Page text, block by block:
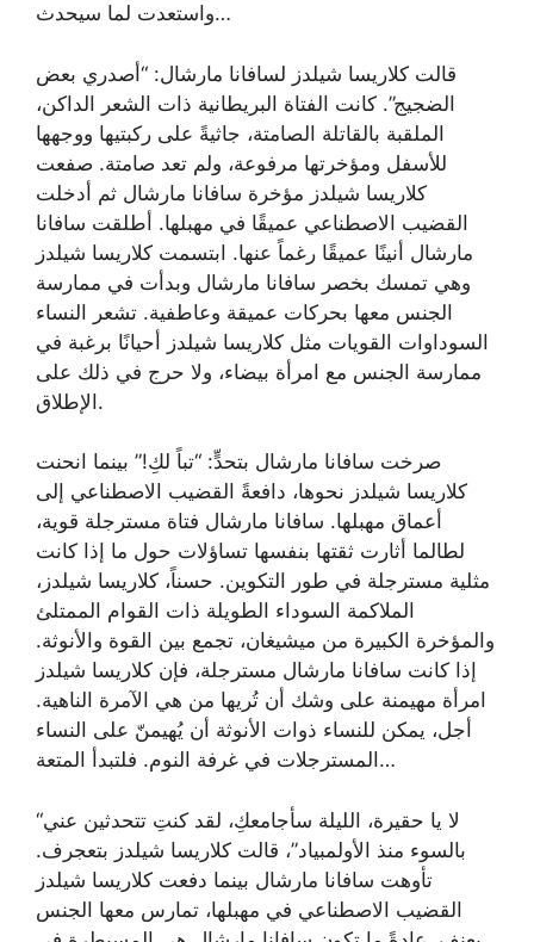
واستعدت لما سيحدث…
قالت كلاريسا شيلدز لسافانا مارشال: “أصدري بعض
الضجيج”. كانت الفتاة البريطانية ذات الشعر الداكن،
الملقبة بالقاتلة الصامتة، جاثيةً على ركبتيها ووجهها
للأسفل ومؤخرتها مرفوعة، ولم تعد صامتة. صفعت
كلاريسا شيلدز مؤخرة سافانا مارشال ثم أدخلت
القضيب الاصطناعي عميقًا في مهبلها. أطلقت سافانا
مارشال أنينًا عميقًا رغماً عنها. ابتسمت كلاريسا شيلدز
وهي تمسك بخصر سافانا مارشال وبدأت في ممارسة
الجنس معها بحركات عميقة وعاطفية. تشعر النساء
السوداوات القويات مثل كلاريسا شيلدز أحيانًا برغبة في
ممارسة الجنس مع امرأة بيضاء، ولا حرج في ذلك على
الإطلاق.
صرخت سافانا مارشال بتحدٍّ: “تباً لكِ!” بينما انحنت
كلاريسا شيلدز نحوها، دافعةً القضيب الاصطناعي إلى
أعماق مهبلها. سافانا مارشال فتاة مسترجلة قوية،
لطالما أثارت ثقتها بنفسها تساؤلات حول ما إذا كانت
مثلية مسترجلة في طور التكوين. حسناً، كلاريسا شيلدز،
الملاكمة السوداء الطويلة ذات القوام الممتلئ
والمؤخرة الكبيرة من ميشيغان، تجمع بين القوة والأنوثة.
إذا كانت سافانا مارشال مسترجلة، فإن كلاريسا شيلدز
امرأة مهيمنة على وشك أن تُريها من هي الآمرة الناهية.
أجل، يمكن للنساء ذوات الأنوثة أن يُهيمنّ على النساء
المسترجلات في غرفة النوم. فلتبدأ المتعة…
“لا يا حقيرة، الليلة سأجامعكِ، لقد كنتِ تتحدثين عني
بالسوء منذ الأولمبياد”، قالت كلاريسا شيلدز بتعجرف.
تأوهت سافانا مارشال بينما دفعت كلاريسا شيلدز
القضيب الاصطناعي في مهبلها، تمارس معها الجنس